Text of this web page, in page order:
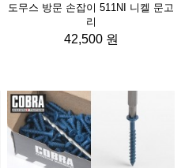
도무스 방문 손잡이 511NI 니켈 문고
리
42,500 원